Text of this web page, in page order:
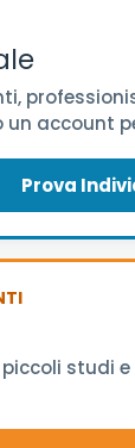
un account
Prova
piccoli studi